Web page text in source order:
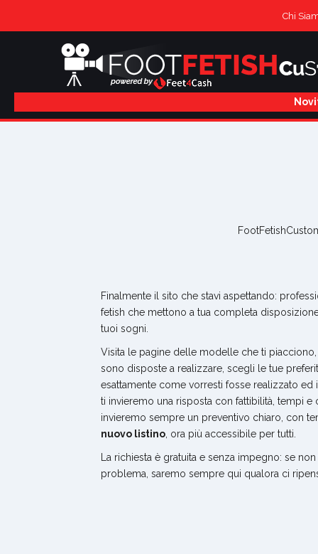
Chi
Finalmente il sito che stavi aspettando:
fetish che mettono a tua completa
tuoi sogni.
Visita le pagine delle modelle che ti
sono disposte a realizzare, scegli le tue
esattamente come vorresti fosse realizzato ed
ti invieremo una risposta con fattibilità, tempi e
invieremo sempre un preventivo chiaro, con
nuovo listino , ora più accessibile per tutti.
La richiesta è gratuita e senza impegno: se
problema, saremo sempre qui qualora ci